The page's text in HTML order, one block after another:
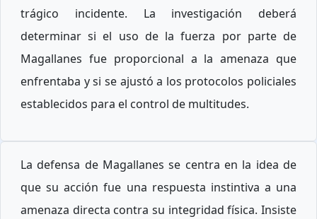
trágico incidente. La investigación deberá
determinar si el uso de la fuerza por parte de
Magallanes fue proporcional a la amenaza que
enfrentaba y si se ajustó a los protocolos policiales
establecidos para el control de multitudes.
La defensa de Magallanes se centra en la idea de
que su acción fue una respuesta instintiva a una
amenaza directa contra su integridad física. Insiste